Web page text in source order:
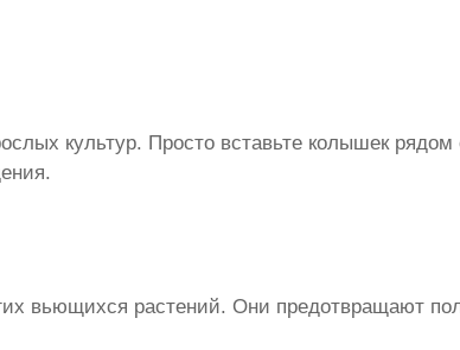
культур. Просто вставьте колышек
вьющихся растений. Они предотвращают